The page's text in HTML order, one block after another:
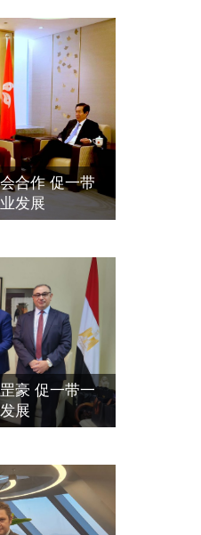
斯里吴罡豪 促一
气制水产业发展
耳其总领事 促一
气制水产业发展
深圳總部及國際標
統聯合國總部拿
發
鎔出席聯合國環
議
合作 促一带
发展
豪 促一带一
展